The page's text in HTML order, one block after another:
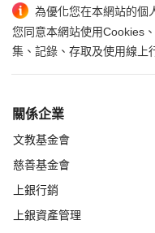
為優化您在本網站的個
您同意本網站使用Cookies
集、記錄、存取及使用線上
關係企業
文教基金會
慈善基金會
上銀行銷
上銀資產管理